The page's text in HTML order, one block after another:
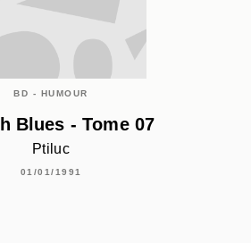
BD - HUMOUR
Blues - Tome 07
Ptiluc
01/01/1991